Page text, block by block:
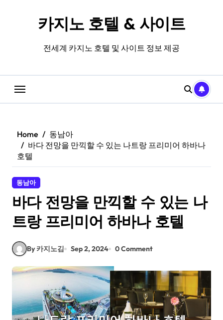
카지노 호텔 & 사이트
전세계 카지노 호텔 및 사이트 정보 제공
Home
동남아
바다 전망을 만끽할 수 있는 나트랑 프리미어 하바나
호텔
동남아
바다 전망을 만끽할 수 있는 나
트랑 프리미어 하바나 호텔
By 카지노김 Sep 2, 2024 0 Comment